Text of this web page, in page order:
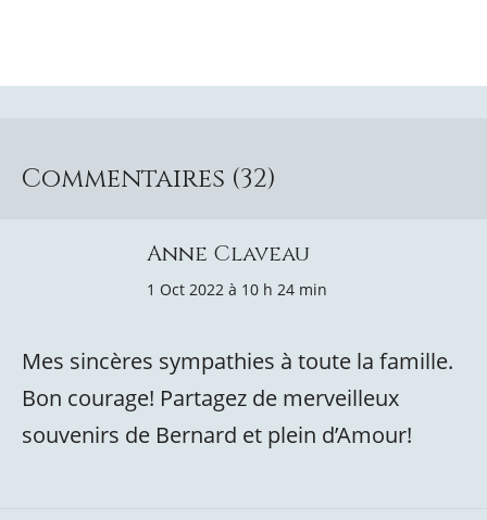
Commentaires (32)
Anne Claveau
1 Oct 2022 à 10 h 24 min
Mes sincères sympathies à toute la famille.
Bon courage! Partagez de merveilleux
souvenirs de Bernard et plein d’Amour!